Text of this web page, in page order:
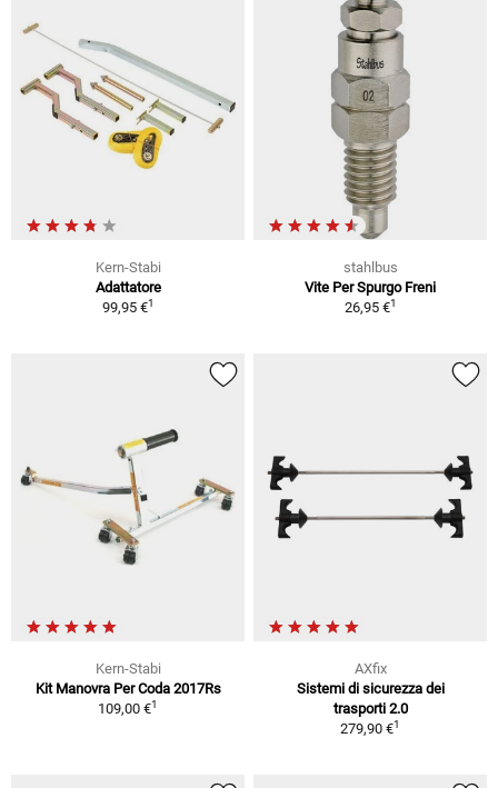
Kern-Stabi
Adattatore
99,95 €1
stahlbus
Vite Per Spurgo Freni
26,95 €1
Kern-Stabi
Kit Manovra Per Coda 2017Rs
109,00 €1
AXfix
Sistemi di sicurezza dei
trasporti 2.0
279,90 €1